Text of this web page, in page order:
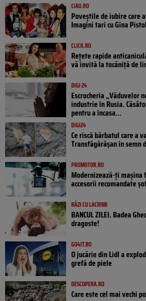
CIAO.RO
Poveştile de iubire care
Imagini tari cu Gina
CLICK.RO
Rețete rapide
vă invită la tocăniță de
DIGI 24
Escrocheria „Văduvelor
industrie în Rusia.
pentru a încasa...
DIGI24
Ce riscă bărbatul care a
Transfăgărășan în semn
PROMOTOR.RO
Modernizează-ți
accesorii recomandate
RÂZI CU LACRIMI
BANCUL ZILEI. Badea
dragoste!
GO4IT.RO
O jucărie din Lidl a
grefă de piele
DESCOPERA.RO
Care este cel mai vechi